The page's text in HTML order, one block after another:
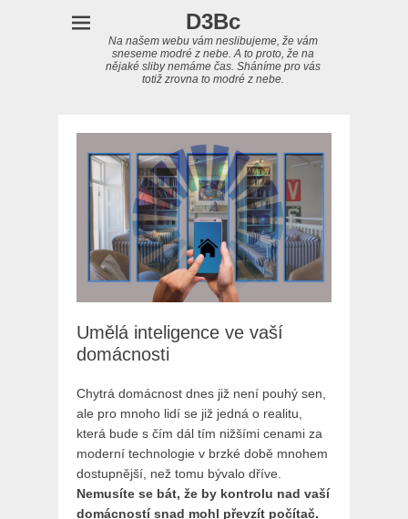
D3Bc
Na našem webu vám neslibujeme, že vám
sneseme modré z nebe. A to proto, že na
nějaké sliby nemáme čas. Sháníme pro vás
totiž zrovna to modré z nebe.
Umělá inteligence ve vaší
domácnosti
Chytrá domácnost dnes již není pouhý sen,
ale pro mnoho lidí se již jedná o realitu,
která bude s čím dál tím nižšími cenami za
moderní technologie v brzké době mnohem
dostupnější, než tomu bývalo dříve.
Nemusíte se bát, že by kontrolu nad vaší
domácností snad mohl převzít počítač.